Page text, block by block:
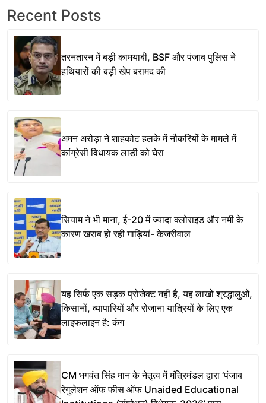
Recent Posts
तरनतारन में बड़ी कामयाबी, BSF और पंजाब पुलिस ने
हथियारों की बड़ी खेप बरामद की
अमन अरोड़ा ने शाहकोट हलके में नौकरियों के मामले में
कांग्रेसी विधायक लाडी को घेरा
सियाम ने भी माना, ई-20 में ज्यादा क्लोराइड और नमी के
कारण खराब हो रही गाड़ियां- केजरीवाल
यह सिर्फ एक सड़क प्रोजेक्ट नहीं है, यह लाखों श्रद्धालुओं,
किसानों, व्यापारियों और रोजाना यात्रियों के लिए एक
लाइफलाइन है: कंग
CM भगवंत सिंह मान के नेतृत्व में मंत्रिमंडल द्वारा ‘पंजाब
रेगुलेशन ऑफ फीस ऑफ Unaided Educational